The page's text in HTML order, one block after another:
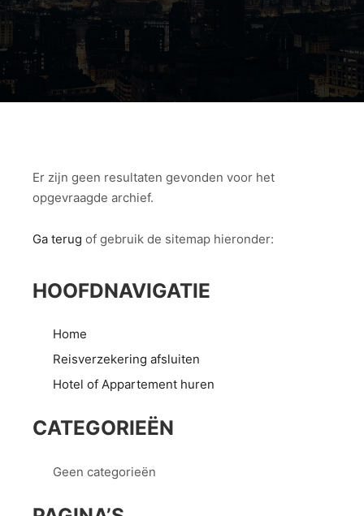
Er zijn geen resultaten gevonden voor het
opgevraagde archief.
Ga terug of gebruik de sitemap hieronder:
HOOFDNAVIGATIE
Home
Reisverzekering afsluiten
Hotel of Appartement huren
CATEGORIEËN
Geen categorieën